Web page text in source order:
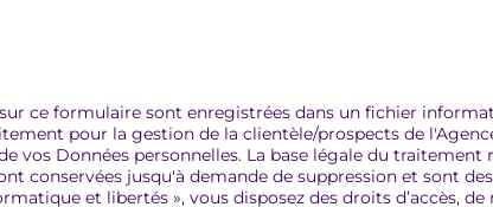
ce formulaire sont enregistrées dans un fichier
pour la gestion de la clientèle/prospects de
vos Données personnelles. La base légale du
conservées jusqu'à demande de suppression et sont
et libertés », vous disposez des droits d’accès,